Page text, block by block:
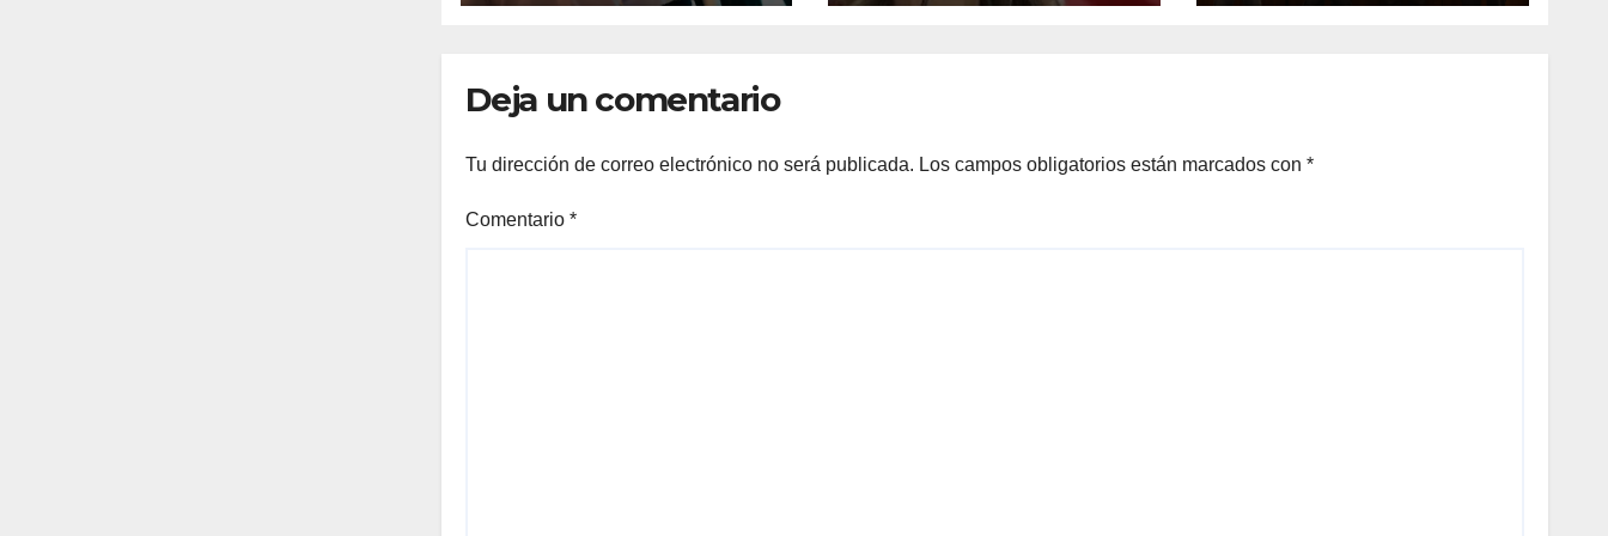
Deja un comentario
Tu dirección de correo electrónico no será publicada. Los campos obligatorios están marcados con *
Comentario *